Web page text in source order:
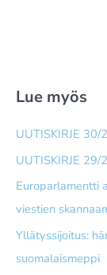
Lue myös
UUTISKIRJE 30/
UUTISKIRJE 29/
Europarlamentti
viestien
Yllätyssijoitus:
suomalaismeppi